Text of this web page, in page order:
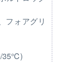
フォアグリ
/35℃)